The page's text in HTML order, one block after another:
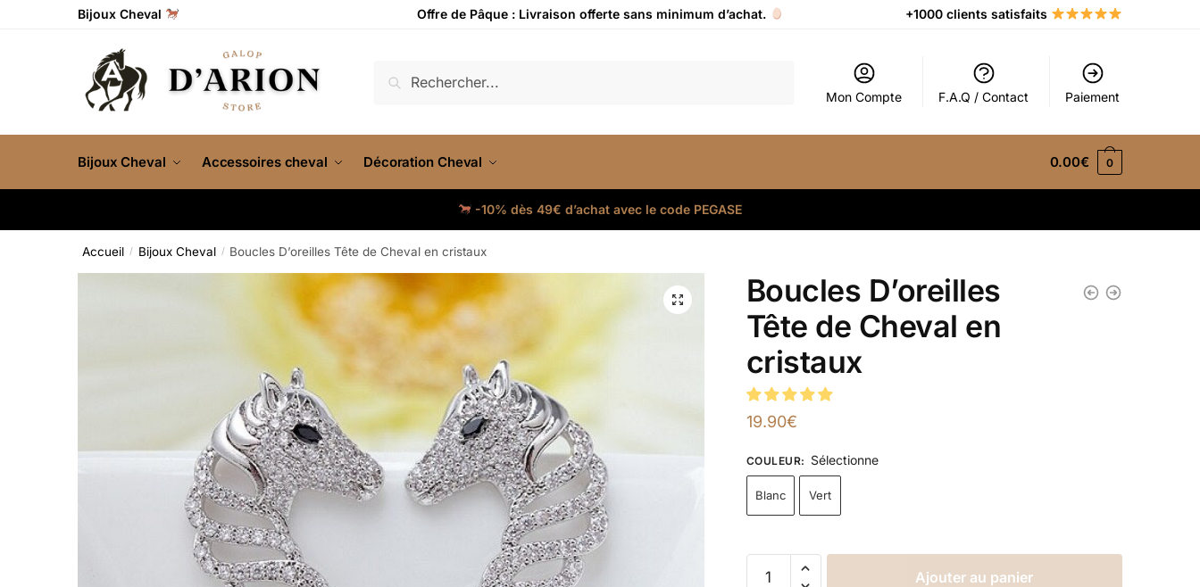
Bijoux Cheval Offre de Pâque : Livraison offerte sans minimum d’achat. +1000 clients satisfaits
Recherche
Mon Compte F.A.Q / Contact Paiement
Bijoux Cheval Accessoires cheval Décoration Cheval 0.00€ 0
-10% dès 49€ d’achat avec le code PEGASE
Accueil / Bijoux Cheval / Boucles D’oreilles Tête de Cheval en cristaux
Boucles D’oreilles
Tête de Cheval en
cristaux
19.90€
COULEUR: Sélectionne
Blanc Vert
Ajouter au panier